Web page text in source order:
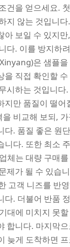
건을 얻으세요.
지 않는 것입니
아 보일 수 있지
다. 이를 방지하
은 샘플을
을 직접 확인할
시하는 것입니다
지만 품질이 떨어
비교해 보되,
다. 품질 좋은 원
니다. 또한 최소
체는 대량 구매
제가 될 수 있습
고객 니즈를 반
다. 더불어 반품
대에 미치지 못
합니다. 마지막
늦게 도착하면